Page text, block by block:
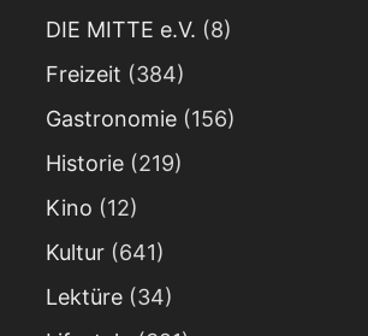
DIE MITTE e.V. (8)
Freizeit (384)
Gastronomie (156)
Historie (219)
Kino (12)
Kultur (641)
Lektüre (34)